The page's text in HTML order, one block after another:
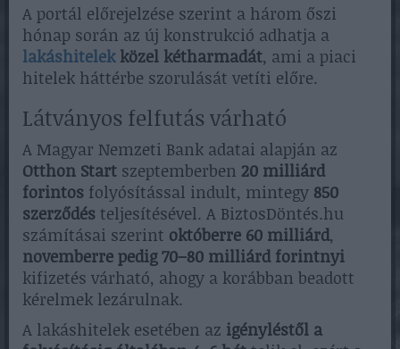
A portál előrejelzése szerint a három őszi
hónap során az új konstrukció adhatja a
lakáshitelekközel kétharmadát, ami a piaci
hitelek háttérbe szorulását vetíti előre.
Látványos felfutás várható
A Magyar Nemzeti Bank adatai alapján az
Otthon Start szeptemberben 20 milliárd
forintos folyósítással indult, mintegy 850
szerződésteljesítésével. A BiztosDöntés.hu
számításai szerint októberre 60 milliárd,
novemberre pedig 70–80 milliárd forintnyi
kifizetés várható, ahogy a korábban beadott
kérelmek lezárulnak.
A lakáshitelek esetében az igényléstől a